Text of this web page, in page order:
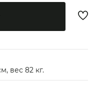
вес 82 кг.